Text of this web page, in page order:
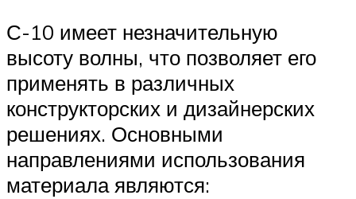
С-10 имеет незначительную
высоту волны, что позволяет его
применять в различных
конструкторских и дизайнерских
решениях. Основными
направлениями использования
материала являются: